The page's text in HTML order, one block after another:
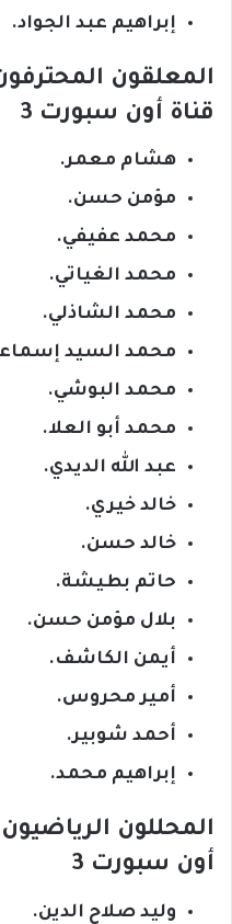
إبراهيم عبد الجواد.
المعلقون
قناة أون سبورت 3
هشام معمر.
مؤمن حسن.
محمد عفيفي.
محمد الغياتي.
محمد الشاذلي.
محمد السيد
محمد البوشي.
محمد أبو العلا.
عبد الله الديدي.
خالد خيري.
خالد حسن.
حاتم بطيشة.
بلال مؤمن حسن.
أيمن الكاشف.
أمير محروس.
أحمد شوبير.
إبراهيم محمد.
المحللون
أون سبورت 3
وليد صلاح الدين.